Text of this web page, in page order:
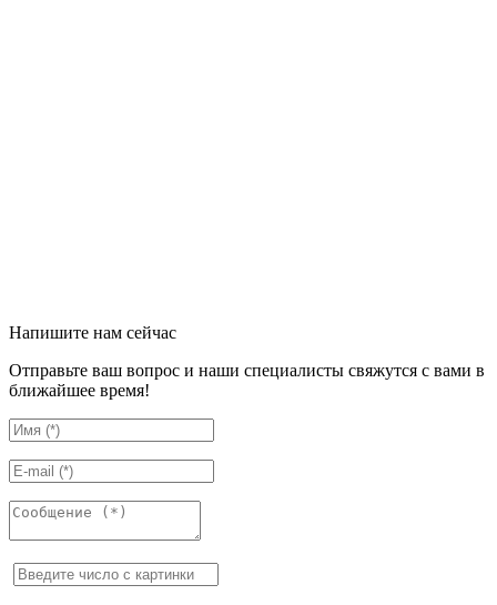
Напишите нам сейчас
Отправьте ваш вопрос и наши специалисты свяжутся с вами в
ближайшее время!